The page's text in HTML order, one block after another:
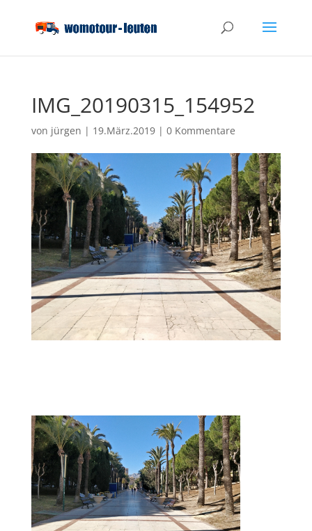
IMG_20190315_154952
von jürgen | 19.März.2019| 0 Kommentare